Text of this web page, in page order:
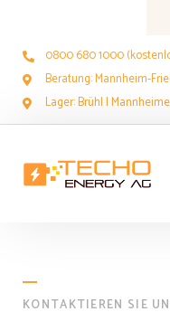
0800 680 1000
Beratung: Mannheim-
Lager: Brühl |
KONTAKTIEREN SIE